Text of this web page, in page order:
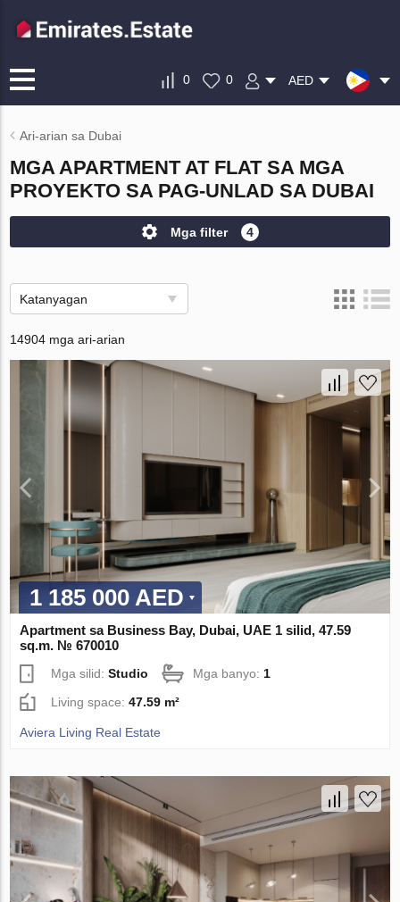
0 0 AED
Ari-arian sa Dubai
MGA APARTMENT AT FLAT SA MGA
PROYEKTO SA PAG-UNLAD SA DUBAI
Mga filter 4
Katanyagan
14904 mga ari-arian
1 185 000 AED
Apartment sa Business Bay, Dubai, UAE 1 silid, 47.59
sq.m. № 670010
Mga silid:Studio Mga banyo: 1
Living space:47.59 m²
Aviera Living Real Estate